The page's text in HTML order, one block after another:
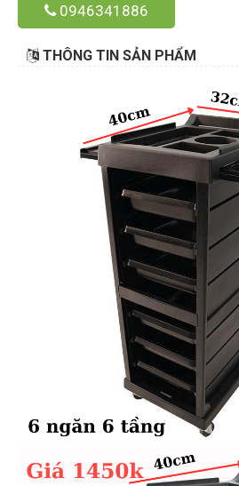
0946341886
THÔNG TIN SẢN PHẨM